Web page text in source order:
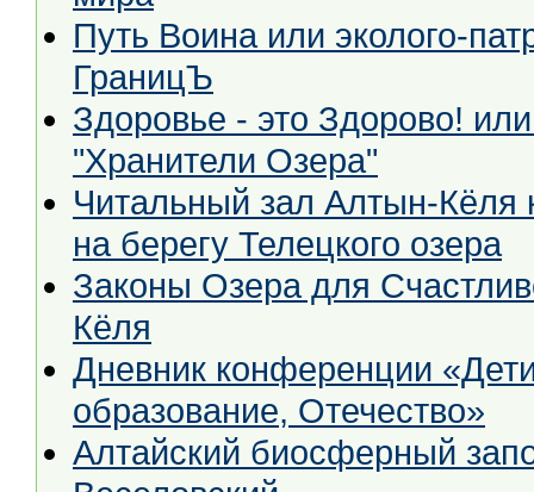
Путь Воина или эколого-
ГраницЪ
Здоровье - это Здорово!
"Хранители Озера"
Читальный зал Алтын-Кёля
на берегу Телецкого озера
Законы Озера для
Кёля
Дневник конференции
образование, Отечество»
Алтайский биосферный